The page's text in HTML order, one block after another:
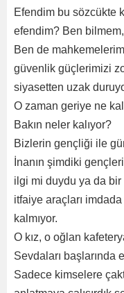
Efendim bu sözcükte
efendim? Ben
Ben de
güvenlik güçlerimizi
siyasetten uzak
O zaman geriye ne
Bakın neler kalıyor?
Bizlerin gençliği ile
İnanın şimdiki
ilgi mi duydu ya da bir
itfaiye araçları
kalmıyor.
O kız, o oğlan
Sevdaları başlarında
Sadece kimselere